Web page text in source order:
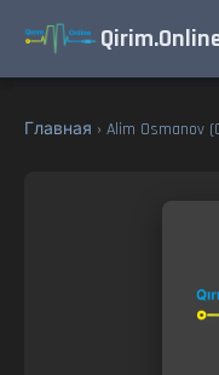
Главная › Alim Osmanov